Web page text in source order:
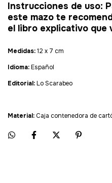
Instrucciones de uso:
este mazo te
el libro explicativo que
Medidas:12 x 7 cm
Idioma:Español
Editorial:Lo Scarabeo
Material: Caja contenedora de